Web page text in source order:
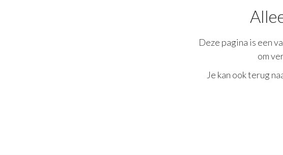
Deze pagina is een
om
Je kan ook terug